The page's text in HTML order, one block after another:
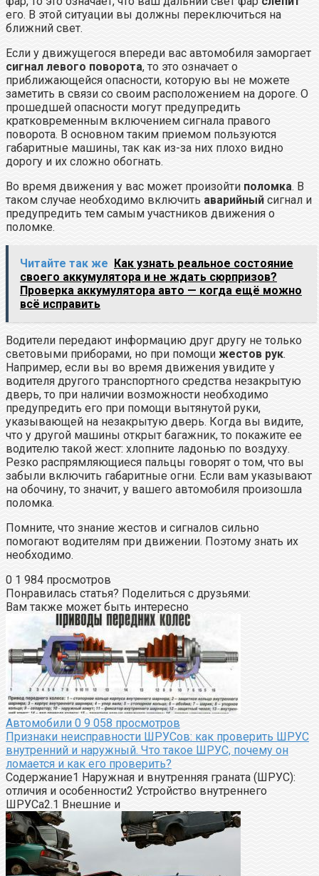
его. В этой ситуации вы должны переключиться на
ближний свет.
Если у движущегося впереди вас автомобиля заморгает
сигнал левого поворота, то это означает о
приближающейся опасности, которую вы не можете
заметить в связи со своим расположением на дороге. О
прошедшей опасности могут предупредить
кратковременным включением сигнала правого
поворота. В основном таким приемом пользуются
габаритные машины, так как из-за них плохо видно
дорогу и их сложно обогнать.
Во время движения у вас может произойти поломка. В
таком случае необходимо включить аварийный сигнал и
предупредить тем самым участников движения о
поломке.
Читайте так же Как узнать реальное состояние
своего аккумулятора и не ждать сюрпризов?
Проверка аккумулятора авто — когда ещё можно
всё исправить
Водители передают информацию друг другу не только
световыми приборами, но при помощи жестов рук.
Например, если вы во время движения увидите у
водителя другого транспортного средства незакрытую
дверь, то при наличии возможности необходимо
предупредить его при помощи вытянутой руки,
указывающей на незакрытую дверь. Когда вы видите,
что у другой машины открыт багажник, то покажите ее
водителю такой жест: хлопните ладонью по воздуху.
Резко распрямляющиеся пальцы говорят о том, что вы
забыли включить габаритные огни. Если вам указывают
на обочину, то значит, у вашего автомобиля произошла
поломка.
Помните, что знание жестов и сигналов сильно
помогают водителям при движении. Поэтому знать их
необходимо.
0 1 984 просмотров
Понравилась статья? Поделиться с друзьями:
Вам также может быть интересно
Автомобили 0 9 058 просмотров
Признаки неисправности ШРУСов: как проверить ШРУС
внутренний и наружный. Что такое ШРУС, почему он
ломается и как его проверить?
Содержание1 Наружная и внутренняя граната (ШРУС):
отличия и особенности2 Устройство внутреннего
ШРУСа2.1 Внешние и